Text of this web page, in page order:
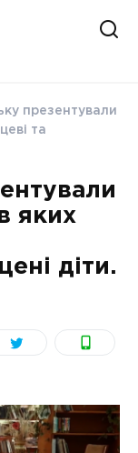
презентували
та
яких
діти.